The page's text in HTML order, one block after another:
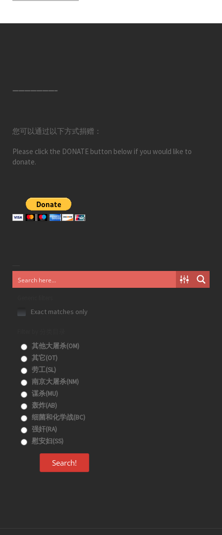
———————–
您可以通过以下方式捐赠：
Please click the DONATE button below if you would like to
donate.
Exact matches only
其他大屠杀(OM)
其它(OT)
劳工(SL)
南京大屠杀(NM)
谋杀(MU)
轰炸(AB)
细菌和化学战(BC)
强奸(RA)
慰安妇(SS)
Search!